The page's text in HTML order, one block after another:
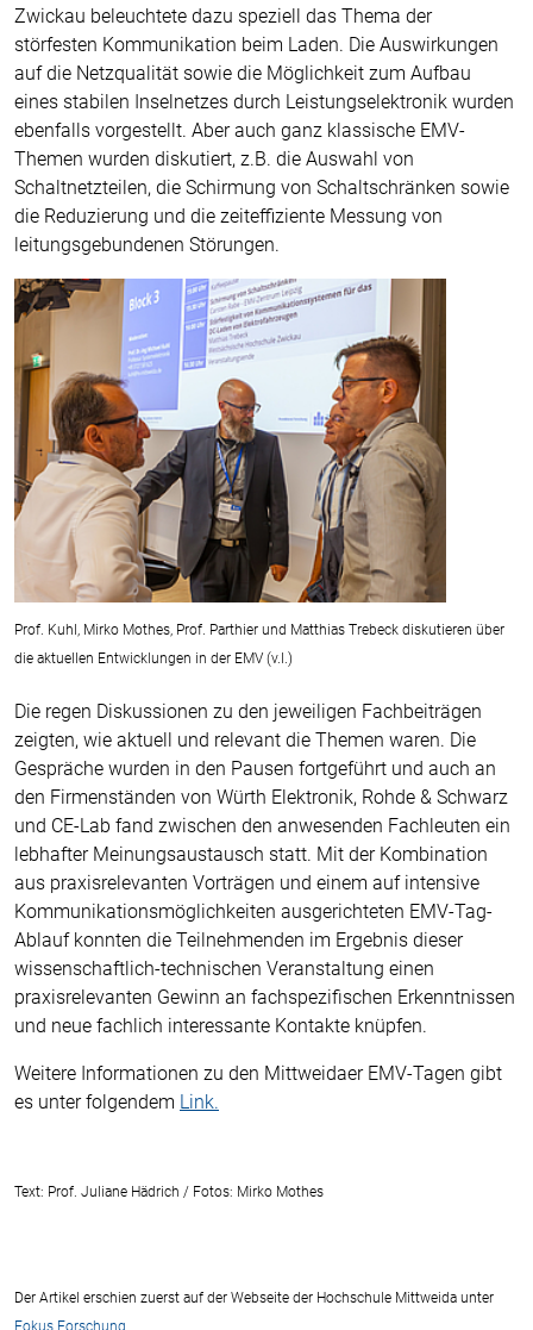
Zwickau beleuchtete dazu speziell das Thema der
störfesten Kommunikation beim Laden. Die Auswirkungen
auf die Netzqualität sowie die Möglichkeit zum Aufbau
eines stabilen Inselnetzes durch Leistungselektronik wurden
ebenfalls vorgestellt. Aber auch ganz klassische EMV-
Themen wurden diskutiert, z.B. die Auswahl von
Schaltnetzteilen, die Schirmung von Schaltschränken sowie
die Reduzierung und die zeiteffiziente Messung von
leitungsgebundenen Störungen.
Prof. Kuhl, Mirko Mothes, Prof. Parthier und Matthias Trebeck diskutieren über
die aktuellen Entwicklungen in der EMV (v.l.)
Die regen Diskussionen zu den jeweiligen Fachbeiträgen
zeigten, wie aktuell und relevant die Themen waren. Die
Gespräche wurden in den Pausen fortgeführt und auch an
den Firmenständen von Würth Elektronik, Rohde & Schwarz
und CE-Lab fand zwischen den anwesenden Fachleuten ein
lebhafter Meinungsaustausch statt. Mit der Kombination
aus praxisrelevanten Vorträgen und einem auf intensive
Kommunikationsmöglichkeiten ausgerichteten EMV-Tag-
Ablauf konnten die Teilnehmenden im Ergebnis dieser
wissenschaftlich-technischen Veranstaltung einen
praxisrelevanten Gewinn an fachspezifischen Erkenntnissen
und neue fachlich interessante Kontakte knüpfen.
Weitere Informationen zu den Mittweidaer EMV-Tagen gibt
es unter folgendem Link.
Text: Prof. Juliane Hädrich / Fotos: Mirko Mothes
Der Artikel erschien zuerst auf der Webseite der Hochschule Mittweida unter
Fokus Forschung